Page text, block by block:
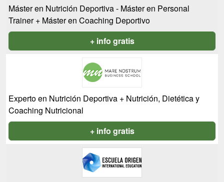
Máster en Nutrición Deportiva - Máster en Personal
Trainer + Máster en Coaching Deportivo
+ info gratis
Experto en Nutrición Deportiva + Nutrición, Dietética y
Coaching Nutricional
+ info gratis